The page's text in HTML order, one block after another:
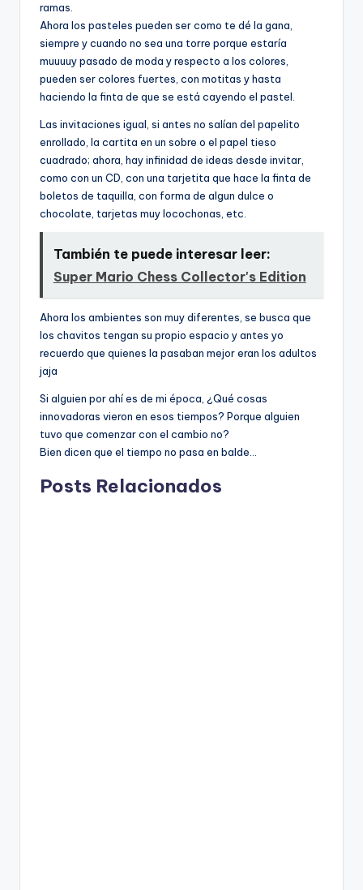
ramas.
Ahora los pasteles pueden ser como te dé la gana,
siempre y cuando no sea una torre porque estaría
muuuuy pasado de moda y respecto a los colores,
pueden ser colores fuertes, con motitas y hasta
haciendo la finta de que se está cayendo el pastel.
Las invitaciones igual, si antes no salían del papelito
enrollado, la cartita en un sobre o el papel tieso
cuadrado; ahora, hay infinidad de ideas desde invitar,
como con un CD, con una tarjetita que hace la finta de
boletos de taquilla, con forma de algun dulce o
chocolate, tarjetas muy locochonas, etc.
También te puede interesar leer:
Super Mario Chess Collector's Edition
Ahora los ambientes son muy diferentes, se busca que
los chavitos tengan su propio espacio y antes yo
recuerdo que quienes la pasaban mejor eran los adultos
jaja
Si alguien por ahí es de mi época, ¿Qué cosas
innovadoras vieron en esos tiempos? Porque alguien
tuvo que comenzar con el cambio no?
Bien dicen que el tiempo no pasa en balde…
Posts Relacionados